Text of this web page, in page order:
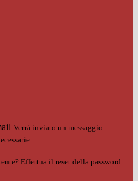
Verrà inviato un messaggio
Effettua il reset della password